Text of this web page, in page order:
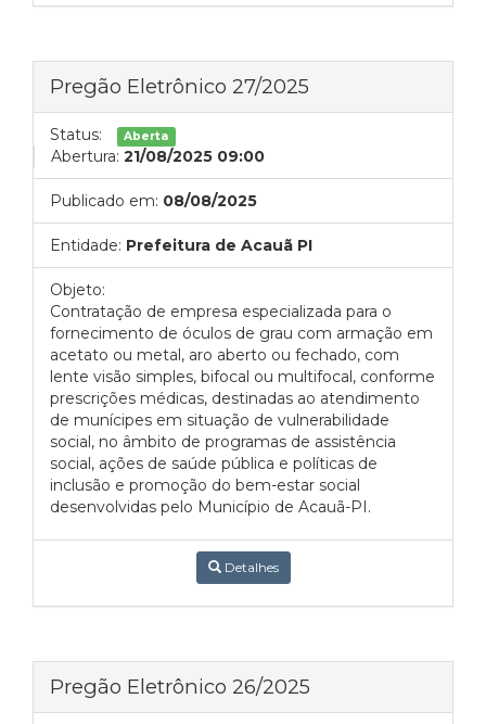
Pregão Eletrônico 27/2025
Status: Aberta
Abertura: 21/08/2025 09:00
Publicado em: 08/08/2025
Entidade: Prefeitura de Acauã PI
Objeto:
Contratação de empresa especializada para o
fornecimento de óculos de grau com armação em
acetato ou metal, aro aberto ou fechado, com
lente visão simples, bifocal ou multifocal, conforme
prescrições médicas, destinadas ao atendimento
de munícipes em situação de vulnerabilidade
social, no âmbito de programas de assistência
social, ações de saúde pública e políticas de
inclusão e promoção do bem-estar social
desenvolvidas pelo Município de Acauã-PI.
Detalhes
Pregão Eletrônico 26/2025